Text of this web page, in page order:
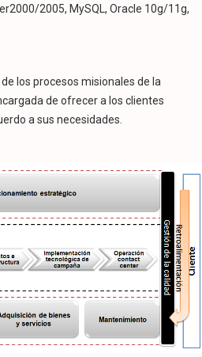
2005, MySQL, Oracle 10g/11g,
los procesos misionales de la
de ofrecer a los clientes
a sus necesidades.